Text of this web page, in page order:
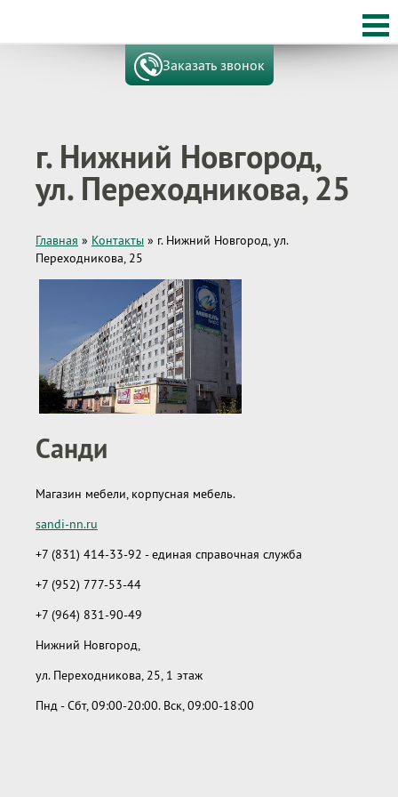
Заказать звонок
г. Нижний Новгород,
ул. Переходникова, 25
Главная » Контакты » г. Нижний Новгород, ул.
Переходникова, 25
Санди
Магазин мебели, корпусная мебель.
sandi-nn.ru
+7 (831) 414-33-92 - единая справочная служба
+7 (952) 777-53-44
+7 (964) 831-90-49
Нижний Новгород
ул. Переходникова, 25, 1 этаж
Пнд - Сбт, 09:00-20:00. Вск, 09:00-18:00